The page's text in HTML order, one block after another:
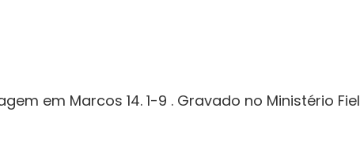
em Marcos 14. 1-9 . Gravado no Ministério Fiel